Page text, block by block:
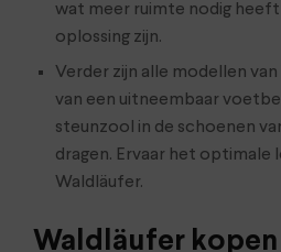
wat meer ruimte nodig
oplossing zijn.
Verder zijn alle modellen
van een uitneembaar
steunzool in de schoenen
dragen. Ervaar het
Waldläufer.
Waldläufer